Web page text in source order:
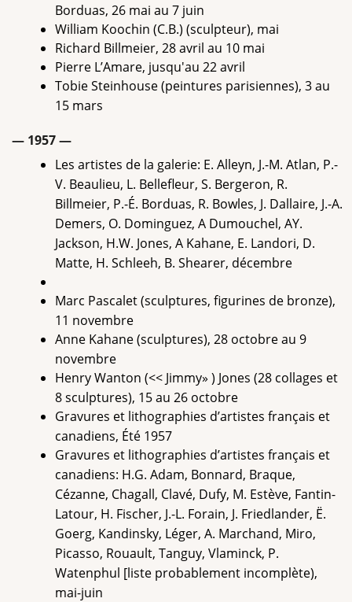
Borduas, 26 mai au 7 juin
William Koochin (C.B.) (sculpteur), mai
Richard Billmeier, 28 avril au 10 mai
Pierre L’Amare, jusqu'au 22 avril
Tobie Steinhouse (peintures parisiennes), 3 au
15 mars
— 1957 —
Les artistes de la galerie: E. Alleyn, J.-M. Atlan, P.-
V. Beaulieu, L. Bellefleur, S. Bergeron, R.
Billmeier, P.-É. Borduas, R. Bowles, J. Dallaire, J.-A.
Demers, O. Dominguez, A Dumouchel, AY.
Jackson, H.W. Jones, A Kahane, E. Landori, D.
Matte, H. Schleeh, B. Shearer, décembre
Marc Pascalet (sculptures, figurines de bronze),
11 novembre
Anne Kahane (sculptures), 28 octobre au 9
novembre
Henry Wanton (<< Jimmy» ) Jones (28 collages et
8 sculptures), 15 au 26 octobre
Gravures et lithographies d’artistes français et
canadiens, Été 1957
Gravures et lithographies d’artistes français et
canadiens: H.G. Adam, Bonnard, Braque,
Cézanne, Chagall, Clavé, Dufy, M. Estève, Fantin-
Latour, H. Fischer, J.-L. Forain, J. Friedlander, Ë.
Goerg, Kandinsky, Léger, A. Marchand, Miro,
Picasso, Rouault, Tanguy, Vlaminck, P.
Watenphul [liste probablement incomplète),
mai-juin